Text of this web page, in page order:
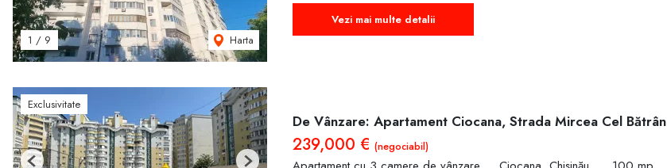
1 / 9 Harta
Vezi mai multe detalii
Exclusivitate
De Vânzare: Apartament Ciocana, Strada Mircea Cel Bătrân
239,000 € (negociabil)